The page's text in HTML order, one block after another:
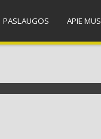
PASLAUGOS APIE MUS